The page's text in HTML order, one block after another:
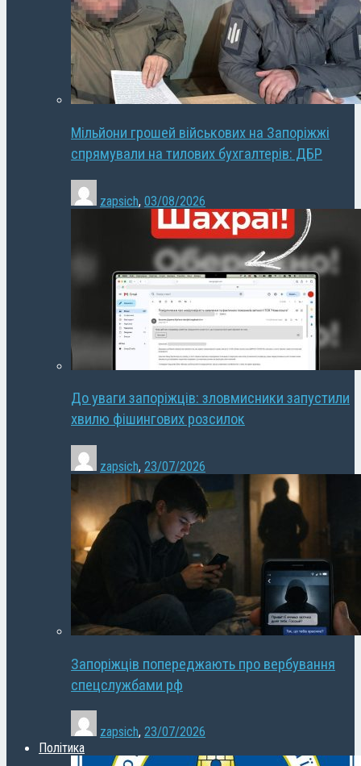
Мільйони грошей військових на Запоріжжі
спрямували на тилових бухгалтерів: ДБР
zapsich, 03/08/2026
До уваги запоріжців: зловмисники запустили
хвилю фішингових розсилок
zapsich, 23/07/2026
Запоріжців попереджають про вербування
спецслужбами рф
zapsich, 23/07/2026
Політика